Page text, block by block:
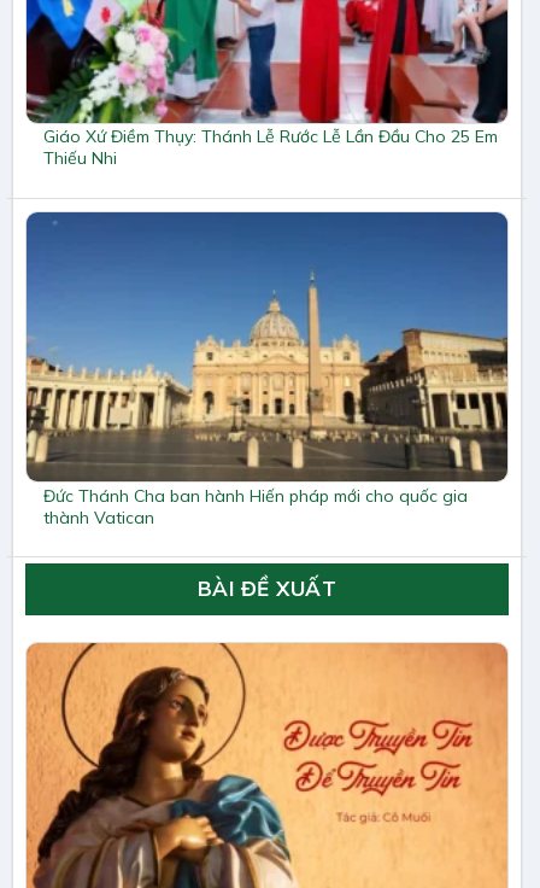
Giáo Xứ Điềm Thụy: Thánh Lễ Rước Lễ Lần Đầu Cho 25 Em
Thiếu Nhi
Đức Thánh Cha ban hành Hiến pháp mới cho quốc gia
thành Vatican
BÀI ĐỀ XUẤT